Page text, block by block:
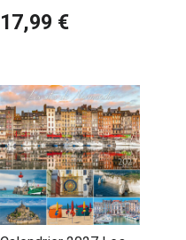
Merveilles du Monde
17,99 €